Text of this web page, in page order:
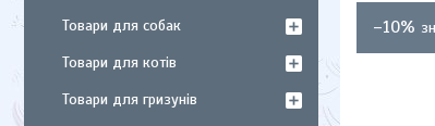
–10%
Товари для собак
Товари для котів
Товари для гризунів